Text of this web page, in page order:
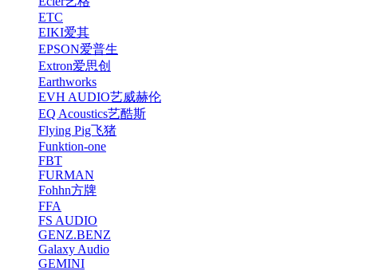
ETC
EIKI爱其
EPSON爱普生
Extron爱思创
Earthworks
EVH AUDIO艺威赫伦
EQ Acoustics艺酷斯
Flying Pig飞猪
Funktion-one
FBT
FURMAN
Fohhn方牌
FFA
FS AUDIO
GENZ.BENZ
Galaxy Audio
GEMINI